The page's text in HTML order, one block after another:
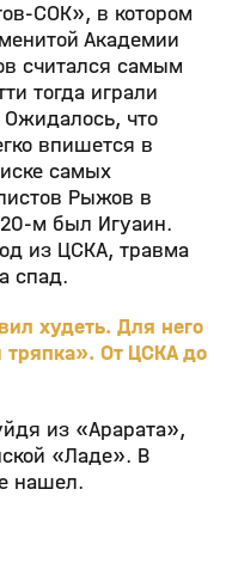
СОК», в котором
Академии
считался самым
тогда играли
Ожидалось, что
впишется в
самых
Рыжов в
м был Игуаин.
из ЦСКА, травма
спад.
худеть. Для него
От ЦСКА до
из «Арарата»,
«Ладе». В
нашел.